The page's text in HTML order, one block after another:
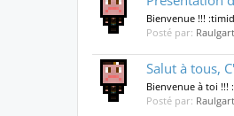
Bienvenue !!!
Posté par:
Salut à tous,
Bienvenue à toi !!!
Posté par: